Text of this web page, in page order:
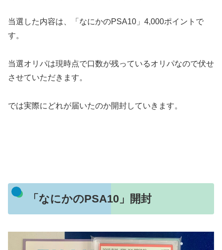
当選した内容は、「なにかのPSA10」4,000ポイントで
す。
当選オリパは現時点で口数が残っているオリパなので伏せ
させていただきます。
では実際にどれが届いたのか開封していきます。
「なにかのPSA10」開封